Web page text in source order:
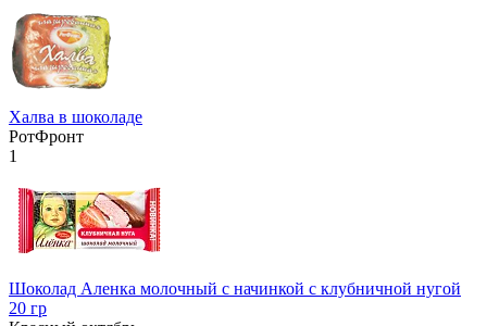
Халва в шоколаде
РотФронт
1
Шоколад Аленка молочный с начинкой с клубничной нугой
20 гр